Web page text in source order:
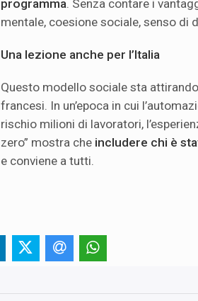
programma . Senza contare i
mentale, coesione sociale, senso di
Una lezione anche per l’Italia
Questo modello sociale sta
francesi. In un’epoca in cui
rischio milioni di lavoratori,
zero” mostra che includere chi è
e conviene a tutti.